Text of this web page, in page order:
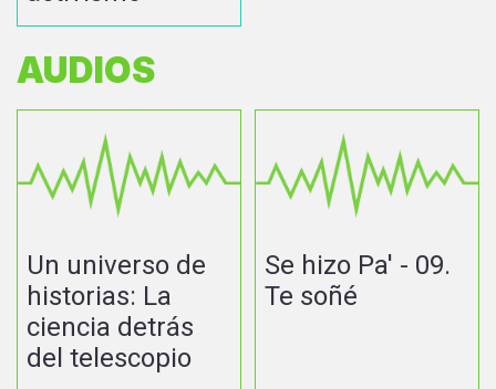
AUDIOS
Un universo de
historias: La
ciencia detrás
del telescopio
Se hizo Pa' - 09.
Te soñé